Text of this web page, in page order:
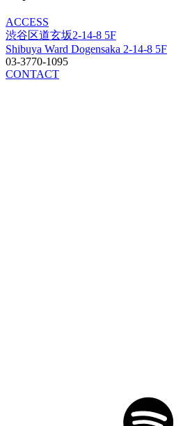
ACCESS
渋谷区道玄坂2-14-8 5F
Shibuya Ward Dogensaka 2-14-8 5F
03-3770-1095
CONTACT